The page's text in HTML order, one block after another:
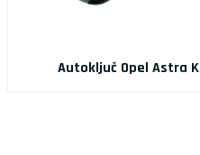
Autoključ Opel Astra K